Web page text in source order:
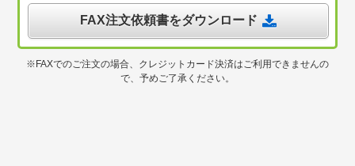
FAX注文依頼書をダウンロード
※FAXでのご注文の場合、クレジットカード決済はご利用できませんの
で、予めご了承ください。